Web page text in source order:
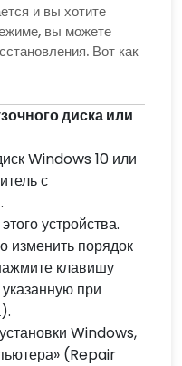
и вы хотите
вы можете
Вот как
диска или
Windows 10 или
с
устройства.
изменить порядок
клавишу
указанную при
Windows,
(Repair